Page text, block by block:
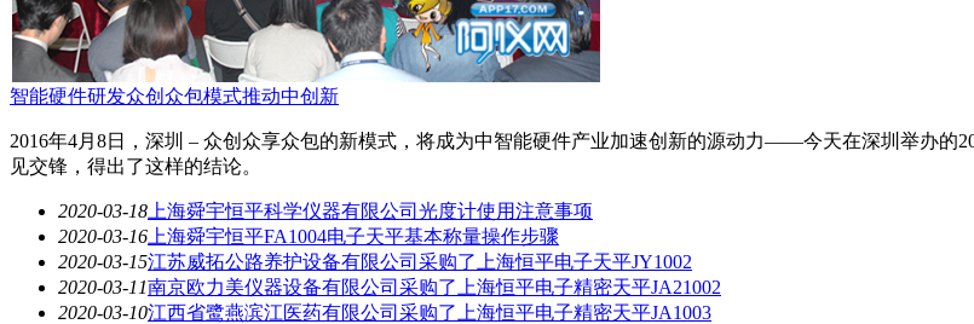
智能硬件研发众创众包模式推动中创新
2016年4月8日，深圳 – 众创众享众包的新模式，将成为中智能硬件产业加速创新的源动力——今天在深圳举办的
见交锋，得出了这样的结论。
2020-03-18 上海舜宇恒平科学仪器有限公司光度计使用注意事项
2020-03-16 上海舜宇恒平FA1004电子天平基本称量操作步骤
2020-03-15江苏威拓公路养护设备有限公司采购了上海恒平电子天平JY1002
2020-03-11南京欧力美仪器设备有限公司采购了上海恒平电子精密天平JA21002
2020-03-10江西省鹭燕滨江医药有限公司采购了上海恒平电子精密天平JA1003